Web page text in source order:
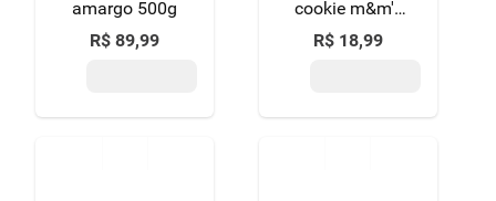
amargo 500g
R$ 89,99
cookie m&m's
para
compartilhar
R$ 18,99